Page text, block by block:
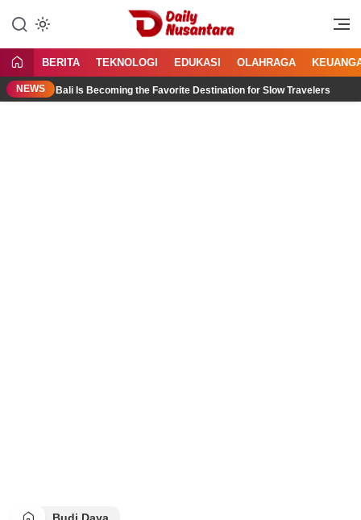
konten
Daily Nusantara
Menyajikan Fakta, Menginspirasi
BERITA TEKNOLOGI EDUKASI OLAHRAGA
NEWS
Bali Is Becoming the Favorite Destination for Slow Travelers